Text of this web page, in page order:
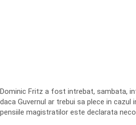
Dominic Fritz a fost intrebat, sambata,
daca Guvernul ar trebui sa plece in cazul
pensiile magistratilor este declarata